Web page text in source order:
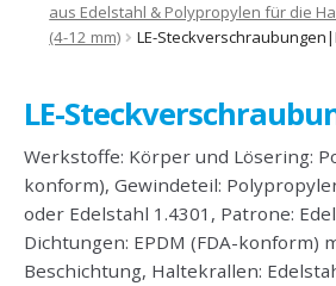
aus Edelstahl & Polypropylen für die
(4-12 mm)
LE-
LE-
Werkstoffe: Körper und Lösering:
konform), Gewindeteil:
oder Edelstahl 1.4301, Patrone:
Dichtungen: EPDM (FDA-konform)
Beschichtung, Haltekrallen: